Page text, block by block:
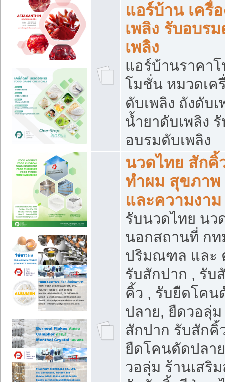
แอร์บ้าน เครื่
เพลิง รับอบร
เพลิง
แอร์บ้านราคาโ
โมชั่น หมวดเค
ดับเพลิง ถังดับเ
น้ำยาดับเพลิง
อบรมดับเพลิง
นวดไทย สักคิ้
ทำผม สุขภาพ
และความงาม
รับนวดไทย นว
นอกสถานที่ กท
ปริมณฑล และ
รับสักปาก , รับ
คิ้ว , รับยืดโคน
ปลาย, ยืดวอลุ่ม
สักปาก รับสักคิ้
ยืดโคนดัดปลา
วอลุ่ม ร้านเสริ